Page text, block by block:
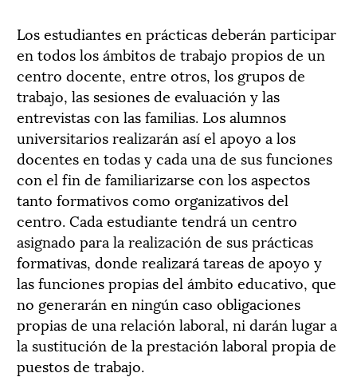
Los estudiantes en prácticas deberán participar
en todos los ámbitos de trabajo propios de un
centro docente, entre otros, los grupos de
trabajo, las sesiones de evaluación y las
entrevistas con las familias. Los alumnos
universitarios realizarán así el apoyo a los
docentes en todas y cada una de sus funciones
con el fin de familiarizarse con los aspectos
tanto formativos como organizativos del
centro. Cada estudiante tendrá un centro
asignado para la realización de sus prácticas
formativas, donde realizará tareas de apoyo y
las funciones propias del ámbito educativo, que
no generarán en ningún caso obligaciones
propias de una relación laboral, ni darán lugar a
la sustitución de la prestación laboral propia de
puestos de trabajo.